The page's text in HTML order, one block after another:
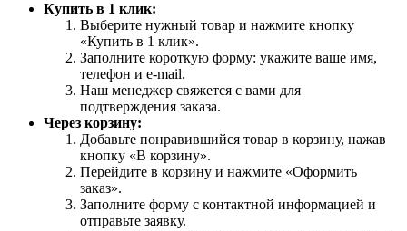
Купить в 1 клик:
Выберите нужный товар и нажмите кнопку
«Купить в 1 клик».
Заполните короткую форму: укажите ваше имя,
телефон и e-mail.
Наш менеджер свяжется с вами для
подтверждения заказа.
Через корзину:
Добавьте понравившийся товар в корзину, нажав
кнопку «В корзину».
Перейдите в корзину и нажмите «Оформить
заказ».
Заполните форму с контактной информацией и
отправьте заявку.